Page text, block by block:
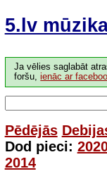
5.lv
Ja vēlies saglabāt
foršu,ienāc ar
Pēdējās
Dod pieci:
2014